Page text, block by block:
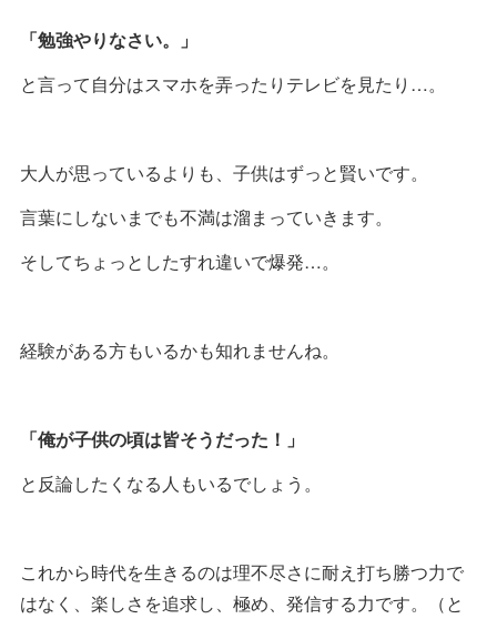
「勉強やりなさい。」
と言って自分はスマホを弄ったりテレビを見たり…。
大人が思っているよりも、子供はずっと賢いです。
言葉にしないまでも不満は溜まっていきます。
そしてちょっとしたすれ違いで爆発…。
経験がある方もいるかも知れませんね。
「俺が子供の頃は皆そうだった！」
と反論したくなる人もいるでしょう。
これから時代を生きるのは理不尽さに耐え打ち勝つ力で
はなく、楽しさを追求し、極め、発信する力です。（と